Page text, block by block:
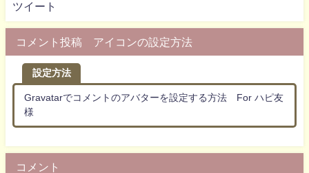
ツイート
コメント投稿 アイコンの設定方法
設定方法
Gravatarでコメントのアバターを設定する方法 For ハピ友
様
コメント